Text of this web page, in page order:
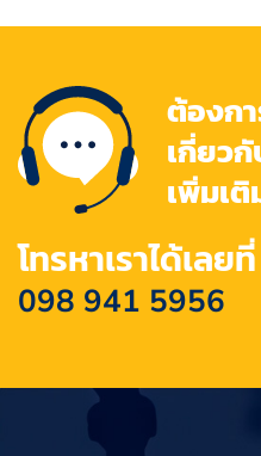
ต้องก
เกี่ยว
เพิ่มเติ
โทรหาเราได้เลยที่
098 941 5956